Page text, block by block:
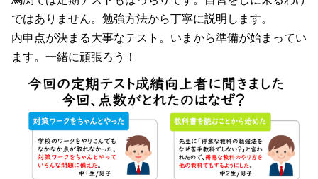
ではありません。勉強方法から丁寧に説明します。
内申点が決まる大事なテスト。いまから準備が始まってい
ます。一緒に頑張ろう！